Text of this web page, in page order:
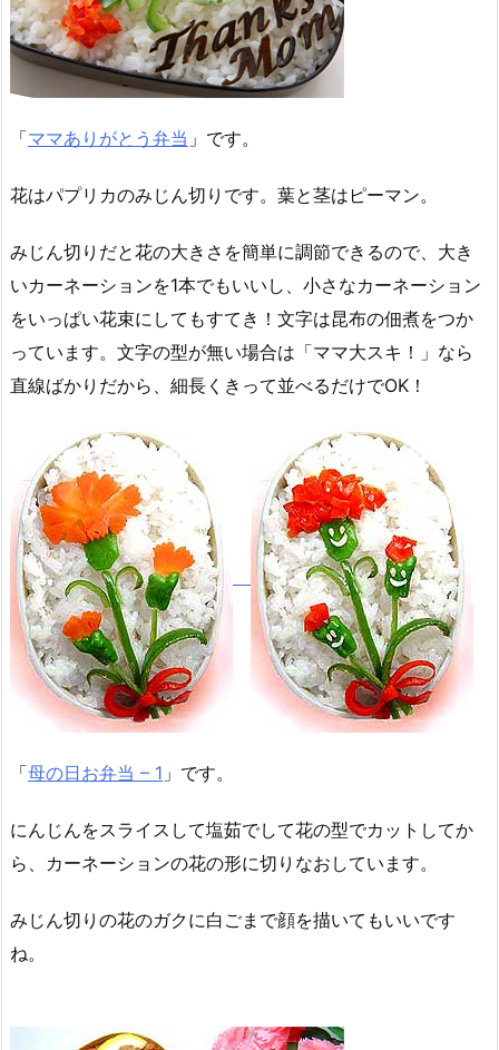
「ママありがとう弁当 」です。
花はパプリカのみじん切りです。葉と茎はピーマン。
みじん切りだと花の大きさを簡単に調節できるので、大き
いカーネーションを1本でもいいし、小さなカーネーション
をいっぱい花束にしてもすてき！文字は昆布の佃煮をつか
っています。文字の型が無い場合は「ママ大スキ！」なら
直線ばかりだから、細長くきって並べるだけでOK！
「母の日お弁当 – 1 」です。
にんじんをスライスして塩茹でして花の型でカットしてか
ら、カーネーションの花の形に切りなおしています。
みじん切りの花のガクに白ごまで顔を描いてもいいです
ね。